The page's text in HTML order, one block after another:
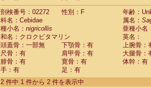
Cebidae Cebus albifrons
Cebidae
CebidaeCebus capucinus
CebidaeCebus nigrivittatus
Cebidae Cebusspp.(0)
Cebidae Saimiri boliviensis
Cebidae Saimiri sciureus
Atelidae Alouatta caraya
AtelidaeAlouatta fusca
剖検番号：02272
性別：F
年齢：
科名：Cebidae
属名：
種小名： nigricollis
亜種小名
和名：クロクビタマリン
英名：
頭蓋骨：一部無
下顎骨：有
上腕骨：
尺骨：有
肩甲骨：有
大腿骨：
腓骨：有
寛骨：有
体幹：有
手：有
足：有
2 件中 1 件から 2 件を表示中